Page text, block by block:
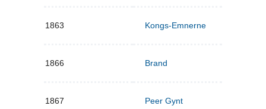
1863 Kongs-Emnerne
1866 Brand
1867 Peer Gynt